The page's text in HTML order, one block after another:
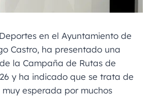
en el Ayuntamiento de
Castro, ha presentado una
la Campaña de Rutas de
y ha indicado que se trata de
esperada por muchos